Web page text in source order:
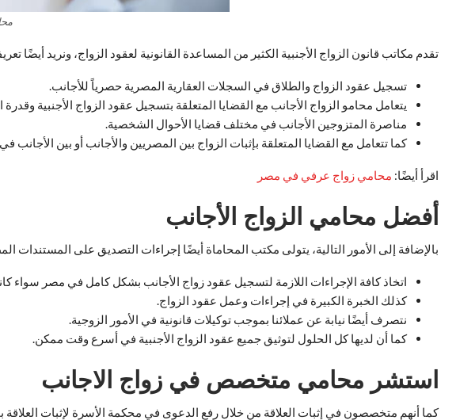
تقدم مكاتب قانون الزواج الأجنبية الكثير من المساعدة القانونية لعقود الزواج، ونريد
تسجيل عقود الزواج والطلاق في السجلات العقارية المصرية حصرياً للأجانب.
يتعامل محامو الزواج الأجانب مع القضايا المتعلقة بتسجيل عقود الزواج الأجنبية
مناصرة المتزوجين الأجانب في مختلف قضايا الأحوال الشخصية.
كما تتعامل مع القضايا المتعلقة بإثبات الزواج بين المصريين والأجانب أو بين الأجانب
اقرأ أيضًا: محامي زواج عرفي في مصر
أفضل محامي الزواج الأجانب
بالإضافة إلى الأمور التالية، يتولى مكتب المحاماة أيضًا إجراءات التصديق على المستندات
اتخاذ كافة الإجراءات اللازمة لتسجيل عقود زواج الأجانب بشكل كامل في مصر سواء
كذلك الخبرة الكبيرة في إجراءات وعمل عقود الزواج.
نتصرف أيضًا نيابة عن عملائنا بموجب توكيلات قانونية في الأمور الزوجية.
كما أن لديها كل الحلول لتوثيق جميع عقود الزواج الأجنبية في أسرع وقت ممكن.
استشر محامي متخصص في زواج الاجانب
كما أنهم متخصصون في إثبات العلاقة من خلال رفع الدعوى في محكمة الأسرة لإثبات العلاقة